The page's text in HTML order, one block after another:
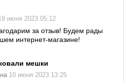
июня 2023 05:12
за отзыв! Будем рады
интернет-магазине!
мешки
10 июня 2023 13:25